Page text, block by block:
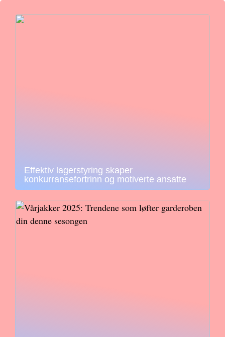
Effektiv lagerstyring skaper
konkurransefortrinn og motiverte ansatte